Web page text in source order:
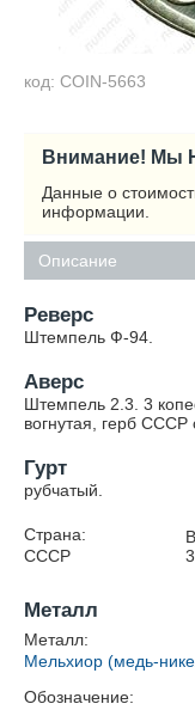
код: COIN-5663
Внимание! Мы
Данные о
информации.
Описание
Реверс
Штемпель Ф-94.
Аверс
Штемпель 2.3. 3
вогнутая, герб СССР
Гурт
рубчатый.
Страна:
СССР
Металл
Металл:
Мельхиор (медь-
Обозначение: